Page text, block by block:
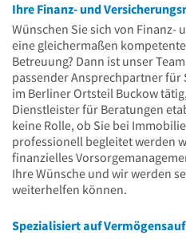
Ihre Finanz- und
Wünschen Sie sich von Finanz-
eine gleichermaßen
Betreuung? Dann ist unser
passender Ansprechpartner für
im Berliner Ortsteil Buckow
Dienstleister für Beratungen
keine Rolle, ob Sie bei
professionell begleitet werden
finanzielles
Ihre Wünsche und wir werden
weiterhelfen können.
Spezialisiert auf